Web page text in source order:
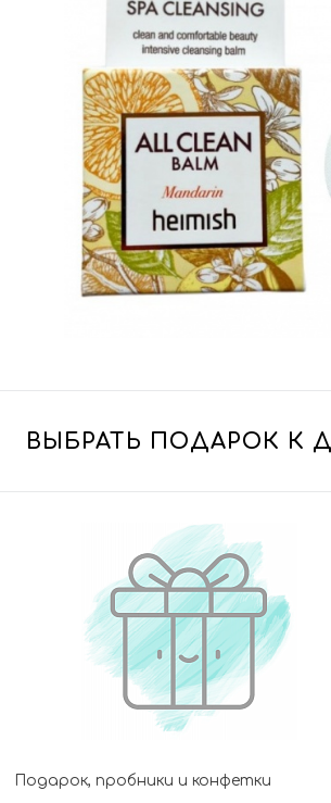
ВЫБРАТЬ ПОДАРОК К
Подарок, пробники и конфетки